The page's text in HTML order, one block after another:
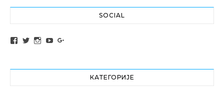
SOCIAL
View altochef’s profile on Facebook
View jovancica73’s profile on Twitter
View jovancica73’s profile on Instagram
View jovancica73’s profile on YouTube
КАТЕГОРИЈЕ